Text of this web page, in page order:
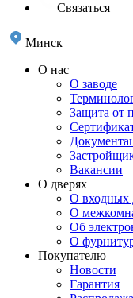
Связаться
Минск
О нас
О заводе
Защита от
Вакансии
О дверях
О входных
О
Об
О
Покупателю
Новости
Гарантия